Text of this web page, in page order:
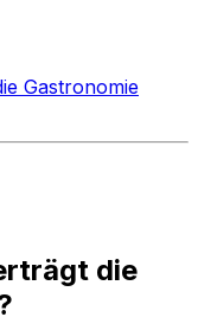
Gastronomie
die